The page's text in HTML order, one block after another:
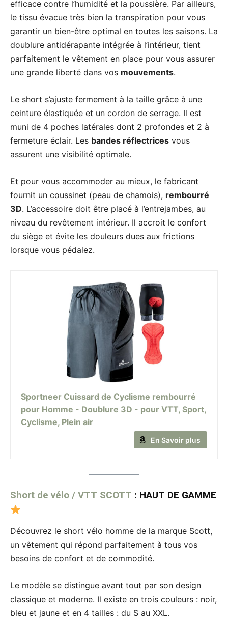
efficace contre l’humidité et la poussière. Par ailleurs,
le tissu évacue très bien la transpiration pour vous
garantir un bien-être optimal en toutes les saisons. La
doublure antidérapante intégrée à l’intérieur, tient
parfaitement le vêtement en place pour vous assurer
une grande liberté dans vos mouvements.
Le short s’ajuste fermement à la taille grâce à une
ceinture élastiquée et un cordon de serrage. Il est
muni de 4 poches latérales dont 2 profondes et 2 à
fermeture éclair. Les bandes réflectrices vous
assurent une visibilité optimale.
Et pour vous accommoder au mieux, le fabricant
fournit un coussinet (peau de chamois), rembourré
3D. L’accessoire doit être placé à l’entrejambes, au
niveau du revêtement intérieur. Il accroit le confort
du siège et évite les douleurs dues aux frictions
lorsque vous pédalez.
Sportneer Cuissard de Cyclisme rembourré
pour Homme - Doublure 3D - pour VTT, Sport,
Cyclisme, Plein air
En Savoir plus
Short de vélo / VTT SCOTT : HAUT DE GAMME
Découvrez le short vélo homme de la marque Scott,
un vêtement qui répond parfaitement à tous vos
besoins de confort et de commodité.
Le modèle se distingue avant tout par son design
classique et moderne. Il existe en trois couleurs : noir,
bleu et jaune et en 4 tailles : du S au XXL.